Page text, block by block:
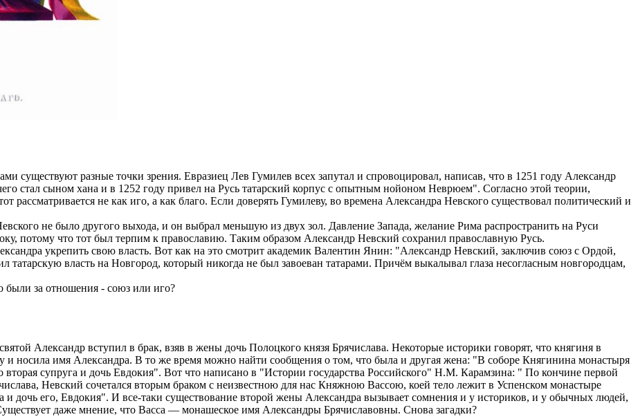
существуют разные точки зрения. Евразиец Лев Гумилев всех запутал и спровоцировал, написав, что в 1251 году Александр
стал сыном хана и в 1252 году привел на Русь татарский корпус с опытным нойоном Неврюем". Согласно этой теории,
рассматривается не как иго, а как благо. Если доверять Гумилеву, во времена Александра Невского существовал политический и
не было другого выхода, и он выбрал меньшую из двух зол. Давление Запада, желание Рима распространить на Руси
потому что тот был терпим к православию. Таким образом Александр Невский сохранил православную Русь.
укрепить свою власть. Вот как на это смотрит академик Валентин Янин: "Александр Невский, заключив союз с Ордой,
власть на Новгород, который никогда не был завоеван татарами. Причём выкалывал глаза несогласным новгородцам,
за отношения - союз или иго?
Александр вступил в брак, взяв в жены дочь Полоцкого князя Брячислава. Некоторые историки говорят, что княгиня в
и носила имя Александра. В то же время можно найти сообщения о том, что была и другая жена: "В соборе Княгинина монастыря
вторая супруга и дочь Евдокия". Вот что написано в "Истории государства Российского" Н.М. Карамзина: " По кончине первой
Невский сочетался вторым браком с неизвестною для нас Княжною Вассою, коей тело лежит в Успенском монастыре
и дочь его, Евдокия". И все-таки существование второй жены Александра вызывает сомнения и у историков, и у обычных людей,
даже мнение, что Васса — монашеское имя Александры Брячиславовны. Снова загадки?